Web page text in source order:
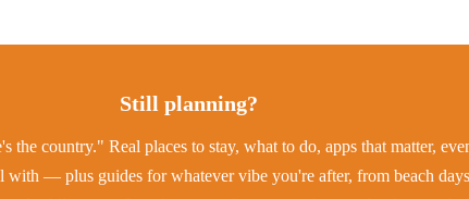
Still planning?
the country." Real places to stay, what to do, apps that matter,
with — plus guides for whatever vibe you're after, from beach